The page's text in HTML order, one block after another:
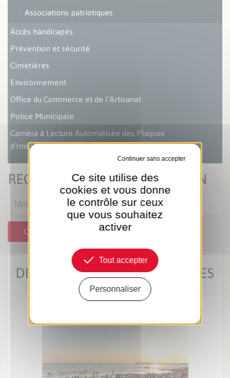
Associations patriotiques
Accès handicapés
Prévention et sécurité
Cimetières
Environnement
Office du Commerce et de l'Artisanat
Police Municipale
Caméra à Lecture Automatisée des Plaques
d'Immatriculation (LAPI)
RECHERCHER UNE ASSOCIATION
OK
DERNIÈRES ACTUS MUNICIPALES
Ce site utilise des
cookies et vous donne
le contrôle sur ceux
que vous souhaitez
activer
Tout accepter
Tout refuser
Personnaliser